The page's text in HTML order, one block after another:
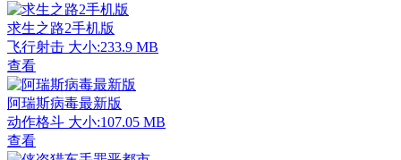
求生之路2手机版
飞行射击 大小:233.9 MB
查看
阿瑞斯病毒最新版
动作格斗 大小:107.05 MB
查看